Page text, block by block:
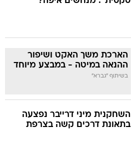
הארכת משך האקט ושיפור
ההנאה במיטה - במבצע מיוחד
בשיתוף "גברא"
השחקנית מיני דרייבר נפצעה
בתאונת דרכים קשה בצרפת